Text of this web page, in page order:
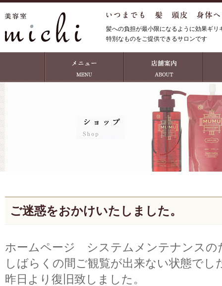
髪への負担が最小限になるように効果ギ
特別なものをご提供できるサロンです
ご迷惑をおかけいたしました。
ホームページ システムメンテナンスの
しばらくの間ご観覧が出来ない状態でし
昨日より復旧致しました。